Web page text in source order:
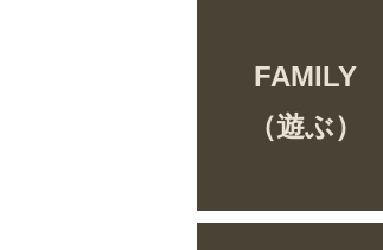
FAMILY
（遊ぶ）